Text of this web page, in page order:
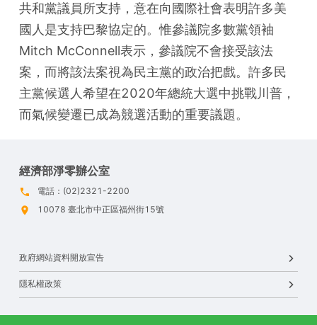
共和黨議員所支持，意在向國際社會表明許多美
國人是支持巴黎協定的。惟參議院多數黨領袖
Mitch McConnell表示，參議院不會接受該法
案，而將該法案視為民主黨的政治把戲。許多民
主黨候選人希望在2020年總統大選中挑戰川普，
而氣候變遷已成為競選活動的重要議題。
經濟部淨零辦公室
電話：(02)2321-2200
10078 臺北市中正區福州街15號
政府網站資料開放宣告
隱私權政策